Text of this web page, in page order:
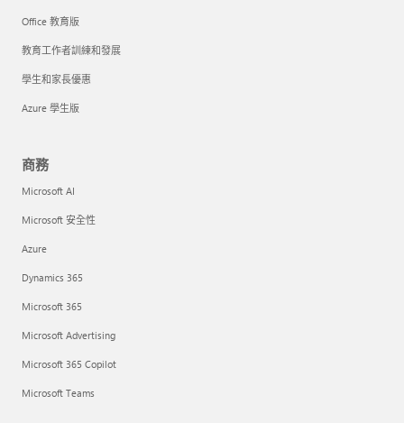
Office 教育版
教育工作者訓練和發展
學生和家長優惠
Azure 學生版
商務
Microsoft AI
Microsoft 安全性
Azure
Dynamics 365
Microsoft 365
Microsoft Advertising
Microsoft 365 Copilot
Microsoft Teams